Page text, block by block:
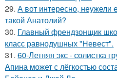
29. А вот интересно, неужели
такой Анатолий?
30. Главный френдзонщик
класс равнодушных "Невест".
31. 60-Летняя экс - солистка
Апина может с лёгкостью